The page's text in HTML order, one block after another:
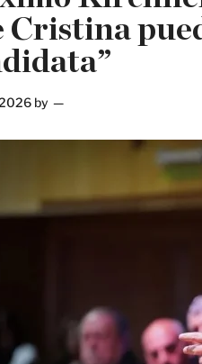
Cristina
by